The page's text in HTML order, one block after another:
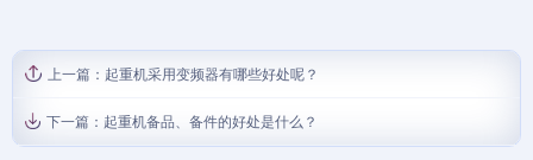
上一篇： 起重机采用变频器有哪些好处呢？
下一篇： 起重机备品、备件的好处是什么？